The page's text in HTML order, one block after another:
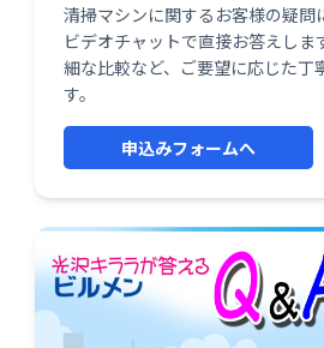
清掃マシンに関するお客様の疑問
ビデオチャットで直接お答えしま
細な比較など、ご要望に応じた丁
す。
申込みフォームへ